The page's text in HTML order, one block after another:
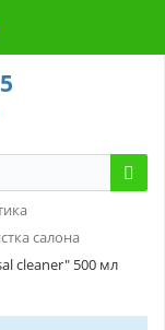
салона
cleaner" 500 мл